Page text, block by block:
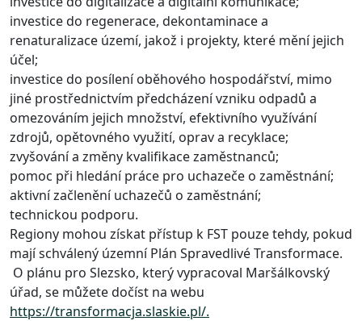
investice do regenerace, dekontaminace a
renaturalizace území, jakož i projekty, které mění jejich
účel;
investice do posílení oběhového hospodářství, mimo
jiné prostřednictvím předcházení vzniku odpadů a
omezováním jejich množství, efektivního využívání
zdrojů, opětovného využití, oprav a recyklace;
zvyšování a změny kvalifikace zaměstnanců;
pomoc při hledání práce pro uchazeče o zaměstnání;
aktivní začlenění uchazečů o zaměstnání;
technickou podporu.
Regiony mohou získat přístup k FST pouze tehdy, pokud
mají schválený územní Plán Spravedlivé Transformace.
O plánu pro Slezsko, který vypracoval Maršálkovský
úřad, se můžete dočíst na webu
https://transformacja.slaskie.pl/.